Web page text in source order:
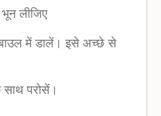
लीजिए
बाउल में डालें। इसे अच्छे से
साथ परोसें।